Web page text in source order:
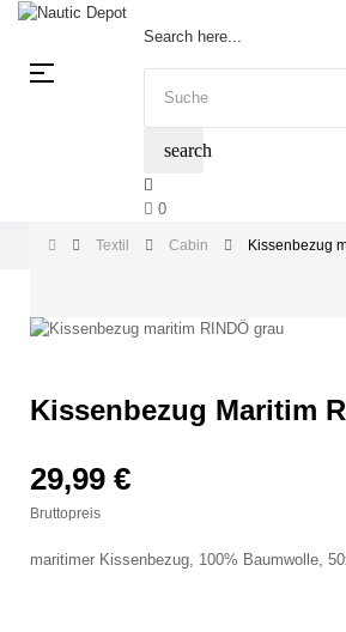
Umschalten
☰
Search here...
search
0
Textil Cabin Kissenbezug
Kissenbezug Maritim
29,99 €
Bruttopreis
maritimer Kissenbezug, 100% Baumwolle,